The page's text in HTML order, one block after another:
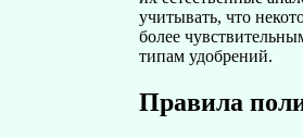
учитывать, что
более
типам удобрений.
Правила